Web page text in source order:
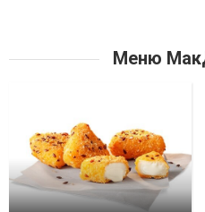
Меню